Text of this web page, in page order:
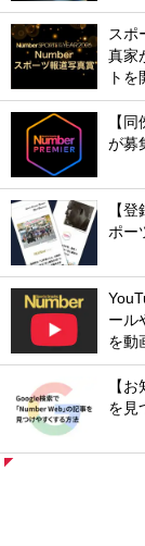
スポ
真家
ト
【
が募
【
ポー
ール
を動
【
を見